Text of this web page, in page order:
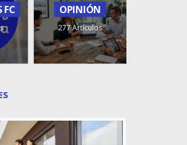
FC OPINIÓN
277 Artículos